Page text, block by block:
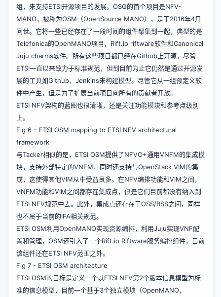
组，来支持ETSI开源项目的发展。OSG的首个项目是NFV-
MANO，被称为OSM（OpenSource MANO），是于2016年4月
问世。它将一些已经存在了一段时间的组件聚集到一起，典型的是
Telefonica的OpenMANO项目，Rift.io riftware软件和Canonical
Juju charms软件。所有这些项目都已经在Github上开源，尽管
ETSI一直以来致力于标准规范，但到目前为止它仍然是通过开源发
展的工具如Github、Jenkins来构建模型。尽管它从一组预定义软
件中产生，但是为了扩展当前项目向所有的贡献者开放。
ETSI NFV架构的蓝图也很清晰，还是关注功能模块和参考点级别
上。
Fig 6 – ETSI OSM mapping to ETSI NFV architectural
framework
与Tacker相似的是，ETSI OSM提供了NFVO+通用VNFM的集成模
块，支持外部特定的VNFM，同时还支持与OpenStack VIM的集
成，这使得其他VIM从中受益良多。在NFV编排功能和VIM之间，
VNFM功能和VIM之间都存在集成点，但是它们目前都没有纳入到
ETSI NFV规范中去。此外，集成点还存在于OSS/BSS之间，同样
也不属于当前的IFA相关规范。
ETSI OSM利用OpenMANO实现资源编排，利用Juju实现VNF配
置和管理，OSM还引入了一个Rift.io Riftware服务编排组件，目前
该组件还在ETSI NFV范围之外。
Fig 7 - ETSI OSM architecture
ETSI OSM的目标是定义一个以ETSI NFV第2个版本信息模型为标
准的信息模型，目前一个基于3个独立模块（OpenMANO，